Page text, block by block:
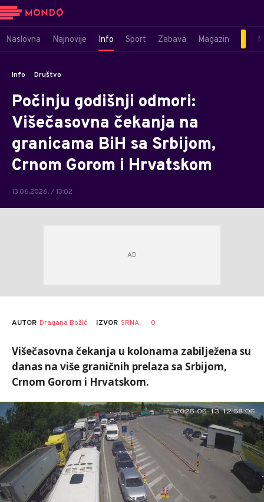
Naslovna Najnovije Info Sport Zabava Magazin
Info Društvo
Počinju godišnji odmori:
Višečasovna čekanja na
granicama BiH sa Srbijom,
Crnom Gorom i Hrvatskom
13.06.2026. / 13:02
AUTOR Dragana Božić IZVOR SRNA 0
Višečasovna čekanja u kolonama zabilježena su
danas na više graničnih prelaza sa Srbijom,
Crnom Gorom i Hrvatskom.